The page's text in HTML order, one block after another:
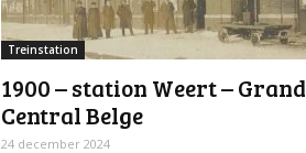
Treinstation
1900 – station Weert – Grand
Central Belge
24 december 2024